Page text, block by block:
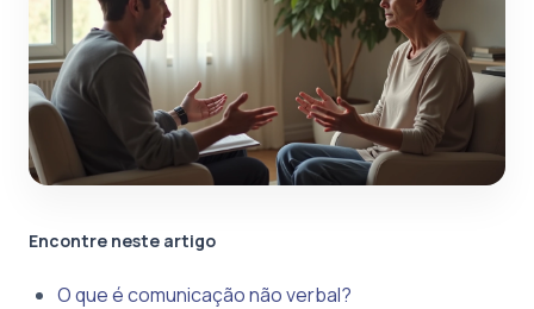
Encontre neste artigo
O que é comunicação não verbal?